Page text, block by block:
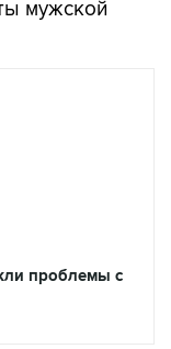
проблемы с
"Не